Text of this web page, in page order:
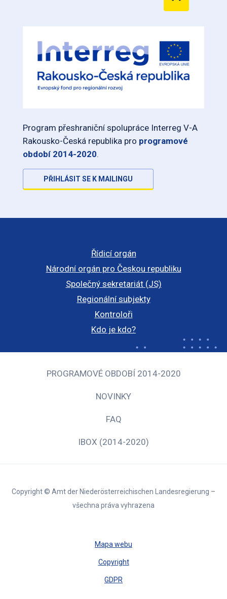
Program přeshraniční spolupráce Interreg V-A
Rakousko-Česká republika pro programové
období 2014-2020.
PŘIHLÁSIT SE K MAILINGU
Řídicí orgán
Národní orgán pro Českou republiku
Společný sekretariát (JS)
Regionální subjekty
Kontroloři
Kdo je kdo?
PROGRAMOVÉ OBDOBÍ 2014-2020
NOVINKY
FAQ
IBOX (2014-2020)
Copyright © Amt der Niederösterreichischen Landesregierung –
všechna práva vyhrazena
Mapa webu
Copyright
GDPR